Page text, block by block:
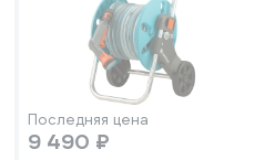
Последняя цена
9 490 ₽